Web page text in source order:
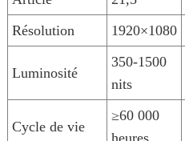
Résolution
1920×1080
Luminosité
350-1500
nits
Cycle de vie
≥60 000